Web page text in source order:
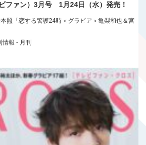
ファン）3月号 1月24日（水）発売！
照「恋する警護24時＜グラビア＞亀梨和也＆宮
情報 - 月刊